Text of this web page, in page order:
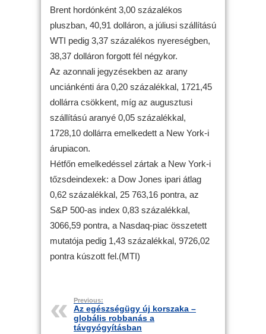
Brent hordónként 3,00 százalékos
pluszban, 40,91 dolláron, a júliusi szállítású
WTI pedig 3,37 százalékos nyereségben,
38,37 dolláron forgott fél négykor.
Az azonnali jegyzésekben az arany
unciánkénti ára 0,20 százalékkal, 1721,45
dollárra csökkent, míg az augusztusi
szállítású aranyé 0,05 százalékkal,
1728,10 dollárra emelkedett a New York-i
árupiacon.
Hétfőn emelkedéssel zártak a New York-i
tőzsdeindexek: a Dow Jones ipari átlag
0,62 százalékkal, 25 763,16 pontra, az
S&P 500-as index 0,83 százalékkal,
3066,59 pontra, a Nasdaq-piac összetett
mutatója pedig 1,43 százalékkal, 9726,02
pontra kúszott fel.(MTI)
Previous:
Az egészségügy új korszaka –
globális robbanás a
távgyógyításban